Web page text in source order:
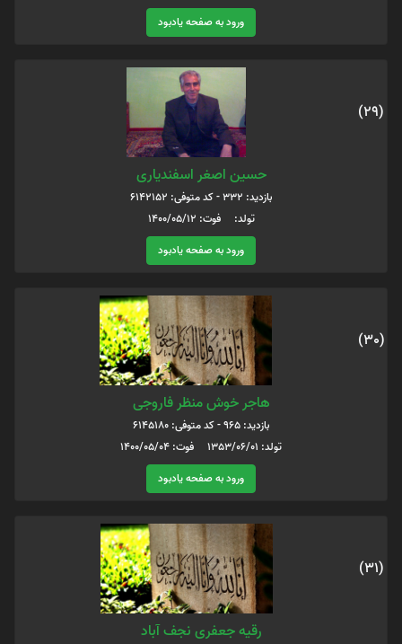
ورود به صفحه یادبود
(29)
حسین اصغر اسفندیاری
بازدید: 332 - کد متوفی: 6142152
تولد: فوت: 1400/05/12
ورود به صفحه یادبود
(30)
هاجر خوش منظر فاروجی
بازدید: 965 - کد متوفی: 6145180
تولد: 1353/06/01 فوت: 1400/05/04
ورود به صفحه یادبود
(31)
رقیه جعفری نجف آباد